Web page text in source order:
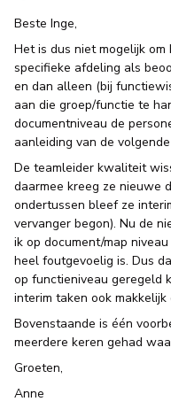
Beste Inge,
Het is dus niet mogelijk
specifieke afdeling als
en dan alleen (bij
aan die groep/functie te
documentniveau de
aanleiding van de
De teamleider kwaliteit
daarmee kreeg ze nieuwe
ondertussen bleef ze
vervanger begon). Nu de
ik op document/map
heel foutgevoelig is. Dus
op functieniveau geregeld
interim taken ook makkelijk
Bovenstaande is één
meerdere keren gehad
Groeten,
Anne